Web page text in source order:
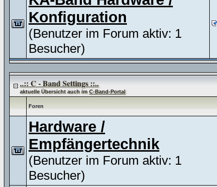
Konfiguration
(Benutzer im Forum aktiv: 1
Besucher)
..:: C - Band Settings ::..
aktuelle Übersicht auch imC-Band-Portal
Foren
Hardware /
Empfängertechnik
(Benutzer im Forum aktiv: 1
Besucher)